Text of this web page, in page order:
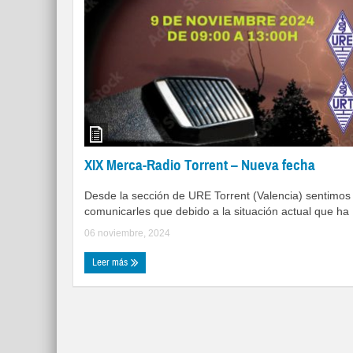
XIX Merca-Radio Torrent – Nueva fecha
Desde la sección de URE Torrent (Valencia) sentimos
comunicarles que debido a la situación actual que ha
06 noviembre, 2024
Leer más